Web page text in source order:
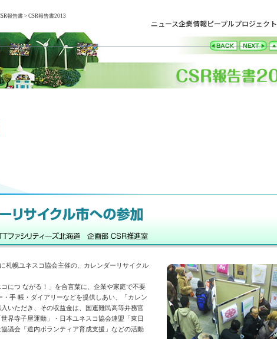
ニュース企業情報ピープルプロジェクト
報告書> CSR報告書2013
札幌ユネスコ協会主催の、カレンダーリサイクル
につ ながる！」を合言葉に、企業や家庭で不要
手 帳・ダイアリーなどを提供しあい、「カレン
いただき、その収益金は、国連難民高等弁務官
界寺子屋運動」・日本ユネスコ協会連盟「東日
議会「道内ボランティア育成支援」などの活動